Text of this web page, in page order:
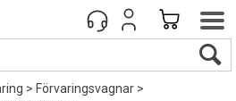
>Förvaringsvagnar>